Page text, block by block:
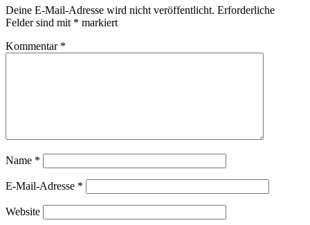
Deine E-Mail-Adresse wird nicht veröffentlicht. Erforderliche
Felder sind mit * markiert
Kommentar *
Name *
E-Mail-Adresse *
Website